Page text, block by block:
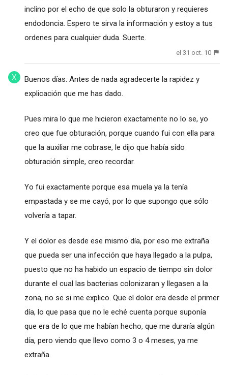
inclino por el echo de que solo la obturaron y requieres
endodoncia. Espero te sirva la información y estoy a tus
ordenes para cualquier duda. Suerte.
el 31 oct. 10
Buenos días. Antes de nada agradecerte la rapidez y
explicación que me has dado.
Pues mira lo que me hicieron exactamente no lo se, yo
creo que fue obturación, porque cuando fui con ella para
que la auxiliar me cobrase, le dijo que había sido
obturación simple, creo recordar.
Yo fui exactamente porque esa muela ya la tenía
empastada y se me cayó, por lo que supongo que sólo
volvería a tapar.
Y el dolor es desde ese mismo día, por eso me extraña
que pueda ser una infección que haya llegado a la pulpa,
puesto que no ha habido un espacio de tiempo sin dolor
durante el cual las bacterias colonizaran y llegasen a la
zona, no se si me explico. Que el dolor era desde el primer
día, lo que pasa que no le eché cuenta porque suponía
que era de lo que me habían hecho, que me duraría algún
día, pero viendo que llevo como 3 o 4 meses, ya me
extraña.